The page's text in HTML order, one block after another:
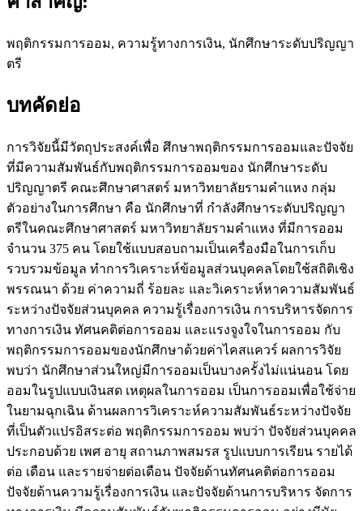
พฤติกรรมการออม, ความรู้ทางการเงิน, นักศึกษาระดับปริญญา
ตรี
บทคัดย่อ
การวิจัยนี้มีวัตถุประสงค์เพื่อ ศึกษาพฤติกรรมการออมและปัจจัย
ที่มีความสัมพันธ์กับพฤติกรรมการออมของ นักศึกษาระดับ
ปริญญาตรี คณะศึกษาศาสตร์ มหาวิทยาลัยรามคำแหง กลุ่ม
ตัวอย่างในการศึกษา คือ นักศึกษาที่ กำลังศึกษาระดับปริญญา
ตรีในคณะศึกษาศาสตร์ มหาวิทยาลัยรามคำแหง ที่มีการออม
จำนวน 375 คน โดยใช้แบบสอบถามเป็นเครื่องมือในการเก็บ
รวบรวมข้อมูล ทำการวิเคราะห์ข้อมูลส่วนบุคคลโดยใช้สถิติเชิง
พรรณนา ด้วย ค่าความถี่ ร้อยละ และวิเคราะห์หาความสัมพันธ์
ระหว่างปัจจัยส่วนบุคคล ความรู้เรื่องการเงิน การบริหารจัดการ
ทางการเงิน ทัศนคติต่อการออม และแรงจูงใจในการออม กับ
พฤติกรรมการออมของนักศึกษาด้วยค่าไคสแควร์ ผลการวิจัย
พบว่า นักศึกษาส่วนใหญ่มีการออมเป็นบางครั้งไม่แน่นอน โดย
ออมในรูปแบบเงินสด เหตุผลในการออม เป็นการออมเพื่อใช้จ่าย
ในยามฉุกเฉิน ด้านผลการวิเคราะห์ความสัมพันธ์ระหว่างปัจจัย
ที่เป็นตัวแปรอิสระต่อ พฤติกรรมการออม พบว่า ปัจจัยส่วนบุคคล
ประกอบด้วย เพศ อายุ สถานภาพสมรส รูปแบบการเรียน รายได้
ต่อ เดือน และรายจ่ายต่อเดือน ปัจจัยด้านทัศนคติต่อการออม
ปัจจัยด้านความรู้เรื่องการเงิน และปัจจัยด้านการบริหาร จัดการ